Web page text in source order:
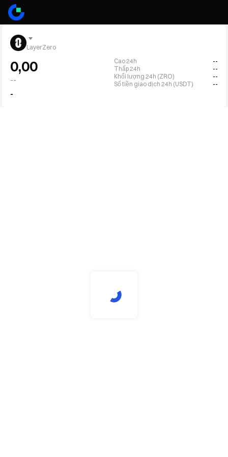
LayerZero
0,00
--
-
Cao 24h
--
Thấp 24h
--
Khối lượng 24h (ZRO)
--
Số tiền giao dịch 24h (USDT)
--